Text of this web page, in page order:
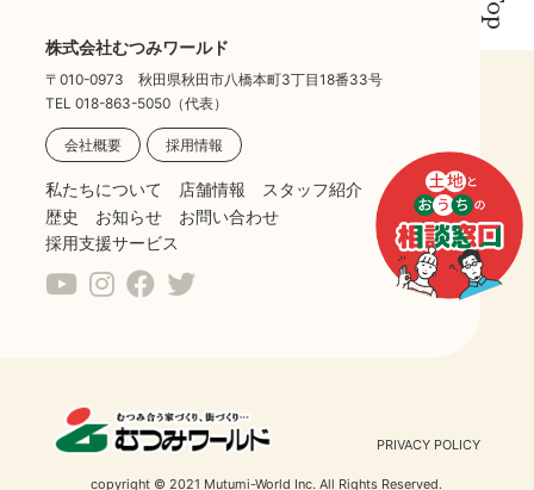
株式会社むつみワールド
〒010-0973 秋田県秋田市八橋本町3丁目18番33号
TEL 018-863-5050（代表）
会社概要 採用情報
私たちについて 店舗情報
スタッフ紹介
歴史
お知らせ
お問い合わせ
採用支援サービス
PRIVACY POLICY
copyright © 2021 Mutumi-World Inc. All Rights Reserved.